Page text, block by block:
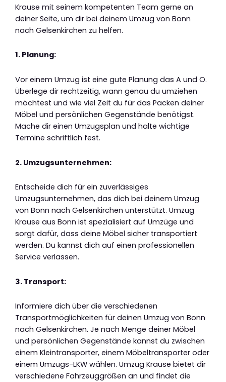
Krause mit seinem kompetenten Team gerne an
deiner Seite, um dir bei deinem Umzug von Bonn
nach Gelsenkirchen zu helfen.
1. Planung:
Vor einem Umzug ist eine gute Planung das A und O.
Überlege dir rechtzeitig, wann genau du umziehen
möchtest und wie viel Zeit du für das Packen deiner
Möbel und persönlichen Gegenstände benötigst.
Mache dir einen Umzugsplan und halte wichtige
Termine schriftlich fest.
2. Umzugsunternehmen:
Entscheide dich für ein zuverlässiges
Umzugsunternehmen, das dich bei deinem Umzug
von Bonn nach Gelsenkirchen unterstützt. Umzug
Krause aus Bonn ist spezialisiert auf Umzüge und
sorgt dafür, dass deine Möbel sicher transportiert
werden. Du kannst dich auf einen professionellen
Service verlassen.
3. Transport:
Informiere dich über die verschiedenen
Transportmöglichkeiten für deinen Umzug von Bonn
nach Gelsenkirchen. Je nach Menge deiner Möbel
und persönlichen Gegenstände kannst du zwischen
einem Kleintransporter, einem Möbeltransporter oder
einem Umzugs-LKW wählen. Umzug Krause bietet dir
verschiedene Fahrzeuggrößen an und findet die